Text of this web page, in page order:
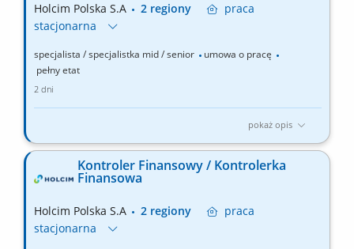
Holcim Polska S.A
praca
stacjonarna
specjalista / specjalistka mid / senior
umowa o pracę
pełny etat
2 dni
pokaż opis
Zakres obowiązków: Współtworzenie oraz nadzór nad realizacją
budżetu rocznego, planów wieloletnich i prognoz finansowych
(forecastów). Kontrola realizacji budżetu i wyjaśnianie odchyleń.
Aktywny udział w procesie zamknięcia miesiąca, zapewniając
Kontroler Finansowy / Kontrolerka
Finansowa
Holcim Polska S.A
praca
stacjonarna